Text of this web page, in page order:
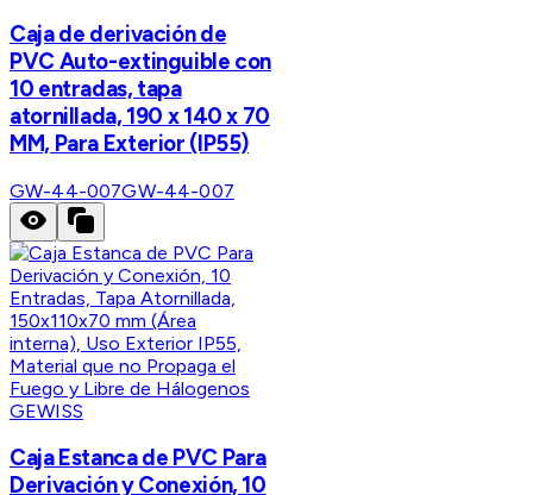
Caja de derivación de
PVC Auto-extinguible con
10 entradas, tapa
atornillada, 190 x 140 x 70
MM, Para Exterior (IP55)
GW-44-007GW-44-007
GEWISS
Caja Estanca de PVC Para
Derivación y Conexión, 10